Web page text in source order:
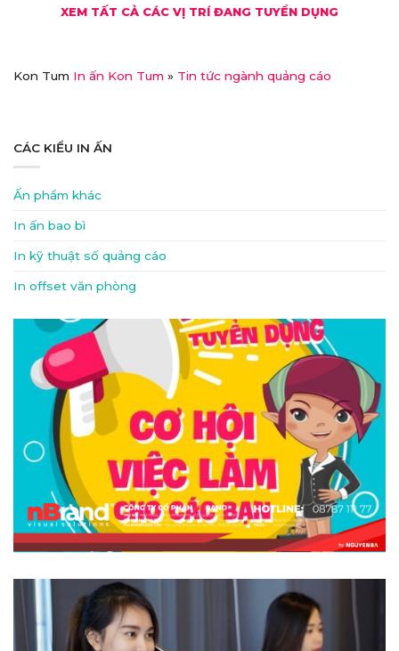
XEM TẤT CẢ CÁC VỊ TRÍ ĐANG TUYỂN DỤNG
Kon Tum In ấn Kon Tum » Tin tức ngành quảng cáo
CÁC KIỂU IN ẤN
Ấn phẩm khác
In ấn bao bì
In kỹ thuật số quảng cáo
In offset văn phòng